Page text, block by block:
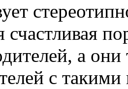
счастливая
а
с такими